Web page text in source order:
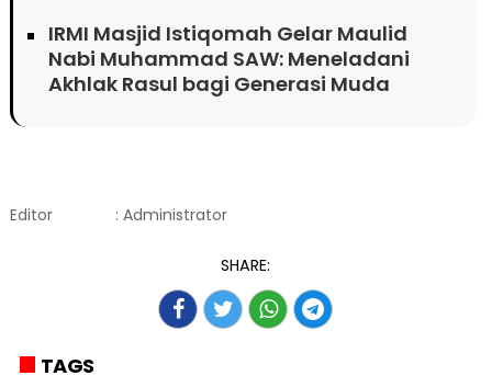
IRMI Masjid Istiqomah Gelar Maulid
Nabi Muhammad SAW: Meneladani
Akhlak Rasul bagi Generasi Muda
Editor : Administrator
SHARE:
TAGS